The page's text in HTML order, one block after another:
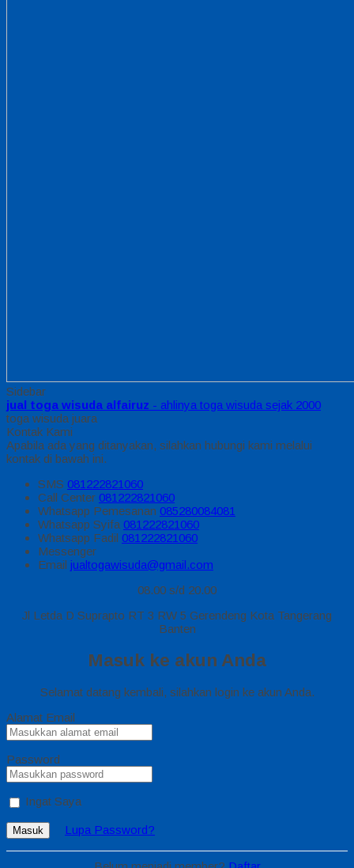
Sidebar
jual toga wisuda alfairuz - ahlinya toga wisuda sejak 2000
toga wisuda juara
Kontak Kami
Apabila ada yang ditanyakan, silahkan hubungi kami melalui
kontak di bawah ini.
SMS 081222821060
Call Center 081222821060
Whatsapp Pemesanan 085280084081
Whatsapp Syifa 081222821060
Whatsapp Fadil 081222821060
Messenger
Email jualtogawisuda@gmail.com
08.00 s/d 20.00
Jl Letda D Suprapto RT 3 RW 5 Gerendeng Kota Tangerang
Banten
Masuk ke akun Anda
Selamat datang kembali, silahkan login ke akun Anda.
Alamat Email
Password
Ingat Saya
Masuk Lupa Password?